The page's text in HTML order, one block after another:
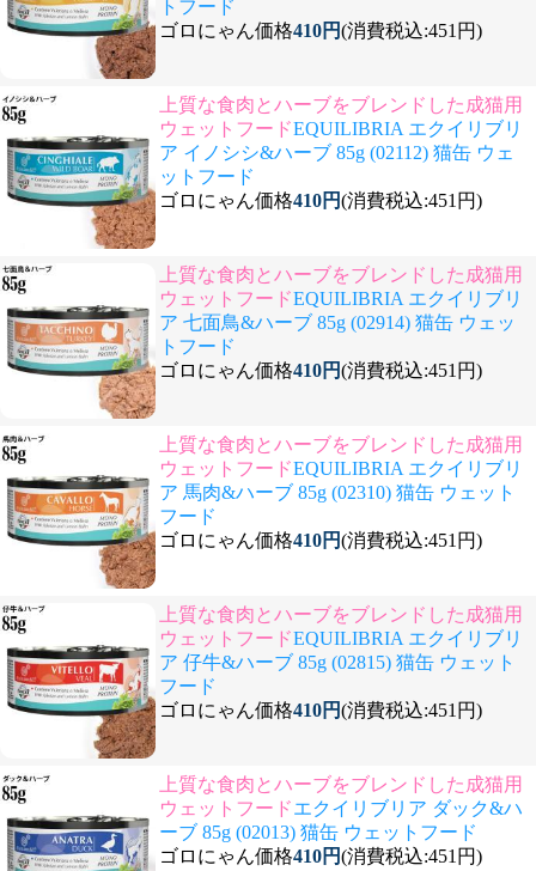
トフード
ゴロにゃん価格410円(消費税込:451円)
上質な食肉とハーブをブレンドした成猫用
ウェットフードEQUILIBRIA エクイリブリ
ア イノシシ&ハーブ 85g (02112) 猫缶 ウェ
ットフード
ゴロにゃん価格410円(消費税込:451円)
上質な食肉とハーブをブレンドした成猫用
ウェットフードEQUILIBRIA エクイリブリ
ア 七面鳥&ハーブ 85g (02914) 猫缶 ウェッ
トフード
ゴロにゃん価格410円(消費税込:451円)
上質な食肉とハーブをブレンドした成猫用
ウェットフードEQUILIBRIA エクイリブリ
ア 馬肉&ハーブ 85g (02310) 猫缶 ウェット
フード
ゴロにゃん価格410円(消費税込:451円)
上質な食肉とハーブをブレンドした成猫用
ウェットフードEQUILIBRIA エクイリブリ
ア 仔牛&ハーブ 85g (02815) 猫缶 ウェット
フード
ゴロにゃん価格410円(消費税込:451円)
上質な食肉とハーブをブレンドした成猫用
ウェットフードエクイリブリア ダック&ハ
ーブ 85g (02013) 猫缶 ウェットフード
ゴロにゃん価格410円(消費税込:451円)